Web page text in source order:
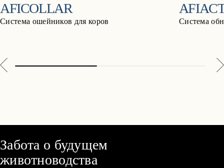
AFICOLLAR
Система ошейников для коров
AFIACT
Система
Забота о будущем
животноводства